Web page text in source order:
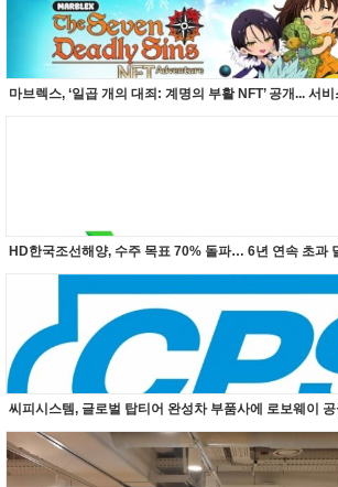
마브렉스, ‘일곱 개의 대죄: 계명의 부활 NFT’ 공개... 서비
HD한국조선해양, 수주 목표 70% 돌파… 6년 연속 초과
씨피시스템, 글로벌 탑티어 완성차 부품사에 로보웨이 공